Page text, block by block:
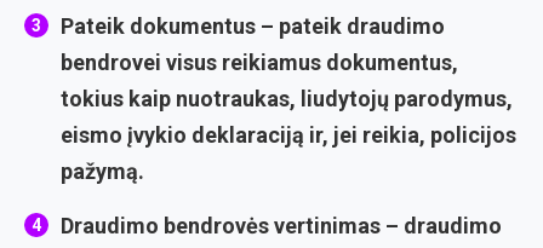
Pateik dokumentus – pateik draudimo
bendrovei visus reikiamus dokumentus,
tokius kaip nuotraukas, liudytojų parodymus,
eismo įvykio deklaraciją ir, jei reikia, policijos
pažymą.
Draudimo bendrovės vertinimas – draudimo